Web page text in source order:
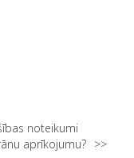
noteikumi
aprīkojumu?